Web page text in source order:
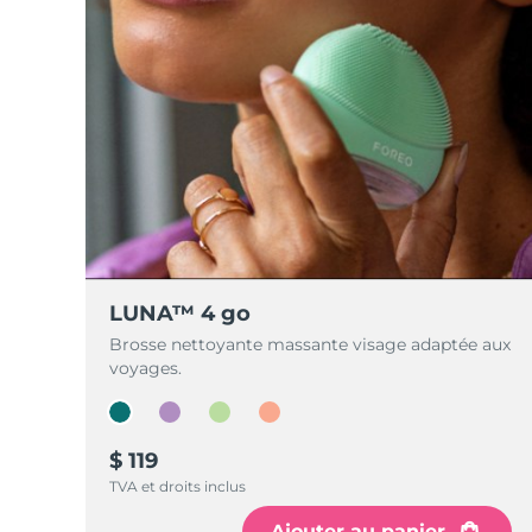
LUNA™ 4 go
Brosse nettoyante massante visage adaptée aux
voyages.
$ 119
TVA et droits inclus